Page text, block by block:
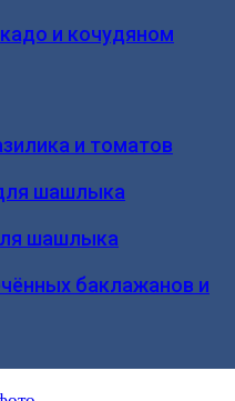
и кочудяном
и томатов
шашлыка
шашлыка
баклажанов и